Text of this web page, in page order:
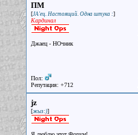
ПМ
[JA'ец. Настоящий. Одна штука :]
Кардинал
Джаец - НОчник
Пол:
Репутация: +712
jz
[жыз:)]